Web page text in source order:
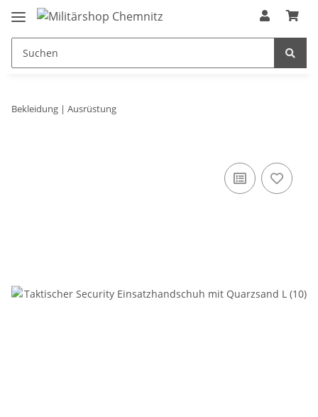
Bekleidung | Ausrüstung